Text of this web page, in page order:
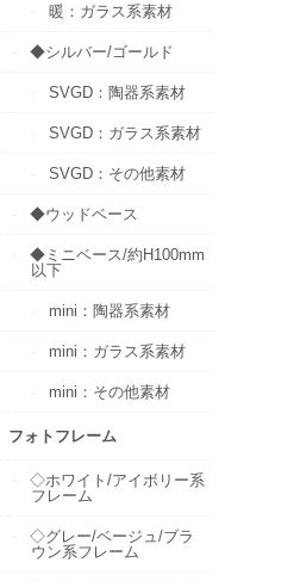
暖：ガラス系素材
◆シルバー/ゴールド
SVGD：陶器系素材
SVGD：ガラス系素材
SVGD：その他素材
◆ウッドベース
◆ミニベース/約H100mm
以下
mini：陶器系素材
mini：ガラス系素材
mini：その他素材
フォトフレーム
◇ホワイト/アイボリー系
フレーム
◇グレー/ベージュ/ブラ
ウン系フレーム